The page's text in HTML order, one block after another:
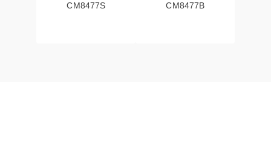
CM8477S
CM8477B